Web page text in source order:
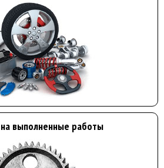
на выполненные работы